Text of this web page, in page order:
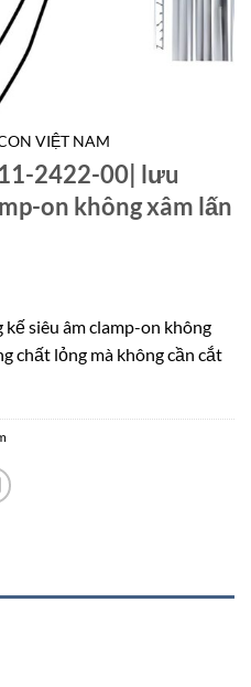
VIỆT NAM
2422-00| lưu
on không xâm lấn
siêu âm clamp-on không
chất lỏng mà không cần cắt